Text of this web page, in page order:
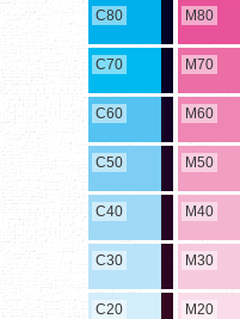
C80
C70
C60
C50
C40
C30
C20
M80
M70
M60
M50
M40
M30
M20